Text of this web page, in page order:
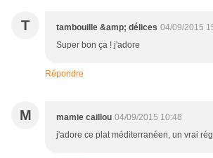
T tambouille &amp; délices 04/09/2015
Super bon ça ! j'adore
Répondre
M mamie caillou 04/09/2015 10:48
j'adore ce plat méditerranéen, un vrai